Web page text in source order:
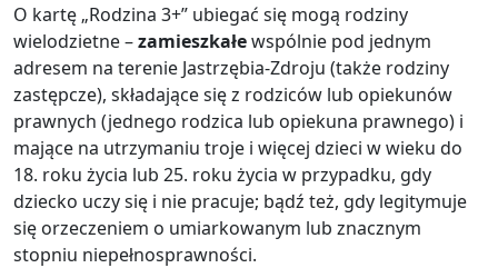
O kartę „Rodzina 3+” ubiegać się mogą rodziny
wielodzietne –zamieszkałewspólnie pod jednym
adresem na terenie Jastrzębia-Zdroju (także rodziny
zastępcze), składające się z rodziców lub opiekunów
prawnych (jednego rodzica lub opiekuna prawnego) i
mające na utrzymaniu troje i więcej dzieci w wieku do
18. roku życia lub 25. roku życia w przypadku, gdy
dziecko uczy się i nie pracuje; bądź też, gdy legitymuje
się orzeczeniem o umiarkowanym lub znacznym
stopniu niepełnosprawności.